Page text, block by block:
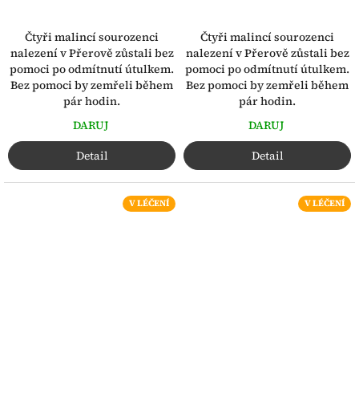
Čtyři malincí sourozenci
nalezení v Přerově zůstali bez
pomoci po odmítnutí útulkem.
Bez pomoci by zemřeli během
pár hodin.
DARUJ
Detail
Čtyři malincí sourozenci
nalezení v Přerově zůstali bez
pomoci po odmítnutí útulkem.
Bez pomoci by zemřeli během
pár hodin.
DARUJ
Detail
V LÉČENÍ V LÉČENÍ